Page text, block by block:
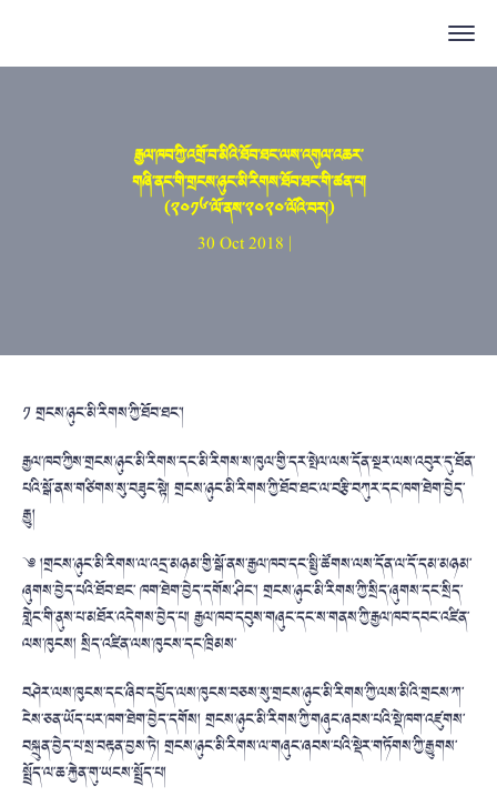
རྒྱལ་ཁབ་ཀྱི་འགྲོ་བ་མིའི་ཐོབ་ཐང་ལས་འགུལ་འཆར་
གཞི་ནང་གི་གྲངས་ཉུང་མི་རིགས་ཐོབ་ཐང་གི་ཚན་པ།
(༢༠༡༦་ལོ་ནས་༢༠༢༠་ལོའི་བར།)
30 Oct 2018 |
༡ གྲངས་ཉུང་མི་རིགས་ཀྱི་ཐོབ་ཐང་།
རྒྱལ་ཁབ་ཀྱིས་གྲངས་ཉུང་མི་རིགས་དང་མི་རིགས་ས་ཁུལ་གྱི་དར་སྤེལ་ལས་དོན་སྔར་ལས་འབུར་དུ་ཐོན་
པའི་སྒོ་ནས་གཙིགས་སུ་བཟུང་སྟེ། གྲངས་ཉུང་མི་རིགས་ཀྱི་ཐོབ་ཐང་ལ་བརྩི་བཀུར་དང་ཁག་ཐེག་བྱེད་
རྒྱུ།
༄ །གྲངས་ཉུང་མི་རིགས་ལ་འདྲ་མཉམ་གྱི་སྒོ་ནས་རྒྱལ་ཁབ་དང་སྤྱི་ཚོགས་ལས་དོན་ལ་དོ་དམ་མཉམ་
ཞུགས་བྱེད་པའི་ཐོབ་ཐང་ ཁག་ཐེག་བྱེད་དགོས་ཤིང་། གྲངས་ཉུང་མི་རིགས་ཀྱི་སྲིད་ཞུགས་དང་སྲིད་
གླེང་གི་ནུས་པ་མཐོར་འདེགས་བྱེད་པ། རྒྱལ་ཁབ་དབུས་གཞུང་དང་ས་གནས་ཀྱི་རྒྱལ་ཁབ་དབང་འཛིན་
ལས་ཁུངས། སྲིད་འཛིན་ལས་ཁུངས་དང་ཁྲིམས་
བཤེར་ལས་ཁུངས་དང་ཞིབ་དཔྱོད་ལས་ཁུངས་བཅས་སུ་གྲངས་ཉུང་མི་རིགས་ཀྱི་ལས་མིའི་གྲངས་ཀ་
ངེས་ཅན་ཡོད་པར་ཁག་ཐེག་བྱེད་དགོས། གྲངས་ཉུང་མི་རིགས་ཀྱི་གཞུང་ཞབས་པའི་སྡེ་ཁག་འཛུགས་
བསྐྲུན་བྱེད་པ་སྲ་བརྟན་བྱས་ཏེ། གྲངས་ཉུང་མི་རིགས་ལ་གཞུང་ཞབས་པའི་སྡེར་གཏོགས་ཀྱི་རྒྱུགས་
སྤྲོད་ལ་ཆ་རྐྱེན་གུ་ཡངས་སྤྲོད་པ།